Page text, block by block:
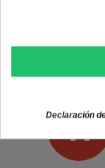
Declaración